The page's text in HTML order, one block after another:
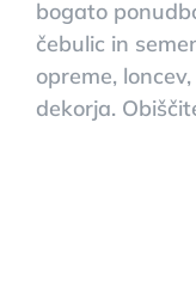
bogato
čebulic in
opreme,
dekorja.